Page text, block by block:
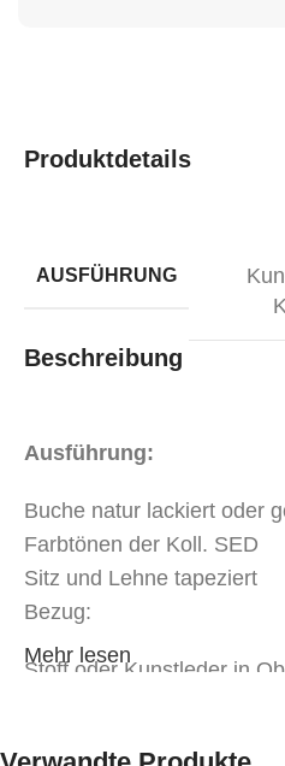
Produktdetails
AUSFÜHRUNG
Beschreibung
Ausführung:
Buche natur lackiert oder
Farbtönen der Koll. SED
Sitz und Lehne tapeziert
Bezug:
Stoff oder Kunstleder in
Mehr lesen